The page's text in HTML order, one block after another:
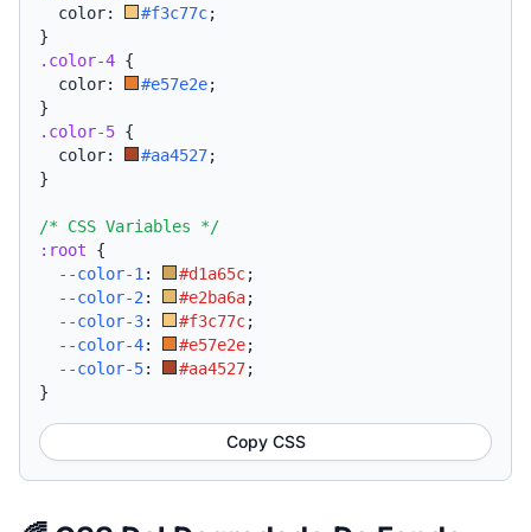
  color:
#f3c77c;
}
.color-4 {
  color:
#e57e2e;
}
.color-5 {
  color:
#aa4527;
}
/* CSS Variables */
:root {
--color-1 : #d1a65c;
--color-2 : #e2ba6a;
--color-3: #f3c77c;
--color-4: #e57e2e;
--color-5: #aa4527;
}
Copy CSS